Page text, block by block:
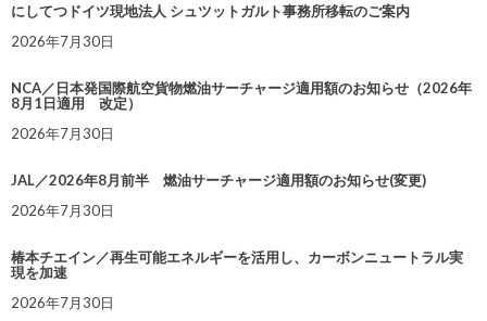
にしてつドイツ現地法人 シュツットガルト事務所移転のご案内
2026年7月30日
NCA／日本発国際航空貨物燃油サーチャージ適用額のお知らせ（2026年
8月1日適用 改定）
2026年7月30日
JAL／2026年8月前半 燃油サーチャージ適用額のお知らせ(変更)
2026年7月30日
椿本チエイン／再生可能エネルギーを活用し、カーボンニュートラル実
現を加速
2026年7月30日